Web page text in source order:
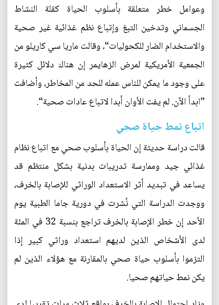
وعوامل خطر متعلقة بأسلوب الحياة كقلة النشاط
الجسماني وتدخين التبغ وإتباع نظم غذائية غير صحية
والاستخدام الضار للكحوليات“، وقالت ماريا سي كاريلو من
الجمعية الأمريكية لمرض الزهايمر إن هناك دلائل كثيرة
على وجود ما يمكن للناس عمله للحد من المخاطر، وأضافت
”ابدأ الآن. لم يفت الأوان أبدا لاتباع عادات صحية“.
اتباع نمط حياة صحي
قالت دراسة حديثة إن الحياة بأسلوب صحي مع اتباع نظام
غذائي جيد وممارسة تدريبات بدنية بشكل منتظم قد
يساعد في تبديد أثر الاستعداد الوراثي للإصابة بالخرف،
ووجدت الدراسة التي نُشرت في دورية جاما الطبية يوم
الأحد إن خطر الإصابة بالخرف تراجع بنسبة 32 في المئة
لدى الأشخاص الذين لديهم استعداد وراثي كبير إذا
التزموا بأسلوب حياة صحي بالمقارنة مع هؤلاء الذين لم
يكن نمط حياتهم صحيا.